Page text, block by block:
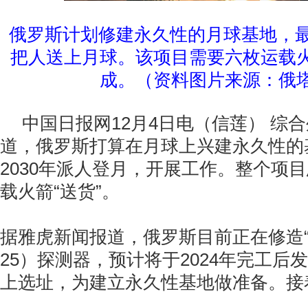
俄罗斯计划修建永久性的月球基地，
把人送上月球。该项目需要六枚运载
成。（资料图片来源：俄
中国日报网12月4日电（信莲） 综
道，俄罗斯打算在月球上兴建永久性
2030年派人登月，开展工作。整个项
载火箭“送货”。
据雅虎新闻报道，俄罗斯目前正在修造
25）探测器，预计将于2024年完工后
上选址，为建立永久性基地做准备。